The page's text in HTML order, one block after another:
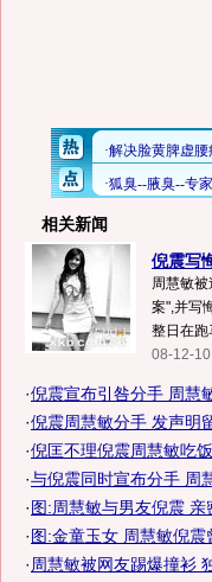
相关新闻
倪震写
周慧敏
案",并写
整日在跑
08-12-
·倪震宣布引咎分手 周慧
·倪震周慧敏分手 发声明
·倪匡不理倪震周慧敏吃
·与倪震同时宣布分手 周
·图:周慧敏与男友倪震 亲
·图:金童玉女 周慧敏倪震
· 周慧敏被网友踢爆撞衫